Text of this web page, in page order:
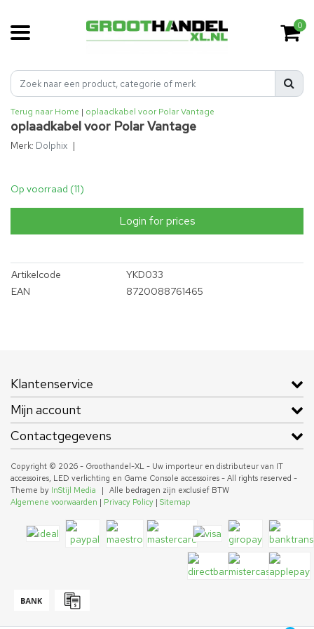
0
Terug naar Home | oplaadkabel voor Polar Vantage
oplaadkabel voor Polar Vantage
Merk: Dolphix |
Op voorraad (11)
Login for prices
Artikelcode
YKD033
EAN
8720088761465
Klantenservice
Mijn account
Contactgegevens
Copyright © 2026 - Groothandel-XL - Uw importeur en distributeur van IT
accessoires, LED verlichting en Game Console accessoires - All rights reserved -
Theme by InStijl Media |
Alle bedragen zijn exclusief BTW
Algemene voorwaarden | Privacy Policy | Sitemap